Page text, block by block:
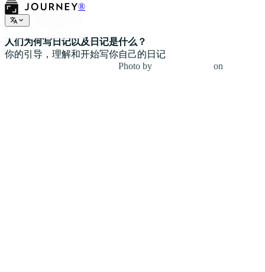
®
人们为何写日记以及日记是什么？
你的引导，理解和开始写你自己的日记
Photo by
on